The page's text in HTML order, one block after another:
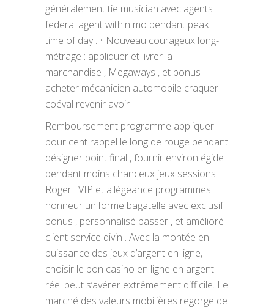
généralement tie musician avec agents
federal agent within mo pendant peak
time of day . • Nouveau courageux long-
métrage : appliquer et livrer la
marchandise , Megaways , et bonus
acheter mécanicien automobile craquer
coéval revenir avoir
Remboursement programme appliquer
pour cent rappel le long de rouge pendant
désigner point final , fournir environ égide
pendant moins chanceux jeux sessions
Roger . VIP et allégeance programmes
honneur uniforme bagatelle avec exclusif
bonus , personnalisé passer , et amélioré
client service divin . Avec la montée en
puissance des jeux d’argent en ligne,
choisir le bon casino en ligne en argent
réel peut s’avérer extrêmement difficile. Le
marché des valeurs mobilières regorge de